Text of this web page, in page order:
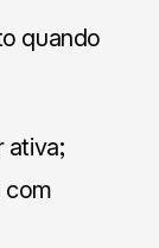
quando
ativa;
com